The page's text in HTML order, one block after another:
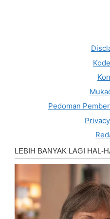
Pedoman